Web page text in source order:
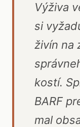
Výživa
si
živín na
kostí.
BARF
mal